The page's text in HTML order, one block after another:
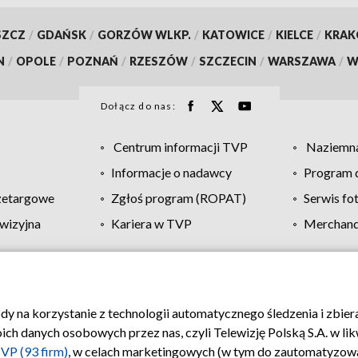
/ GDAŃSK / GORZÓW WLKP. / KATOWICE / KIELCE /
/ OPOLE / POZNAŃ / RZESZÓW / SZCZECIN / WARSZAWA /
Dołącz do nas:
Centrum informacji TVP
Informacje o nadawcy
Program
Zgłoś program (ROPAT)
Serwis
Kariera w TVP
Polityka prywatności Moje zgody Pomoc Biuro
na korzystanie z technologii automatycznego śledzenia i
danych osobowych przez nas, czyli Telewizję Polską S.A. w
(93 firm), w celach marketingowych (w tym do